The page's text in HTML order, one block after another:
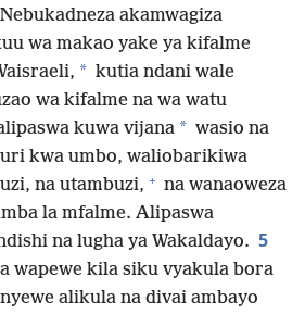
akamwagiza
wa makao yake ya kifalme
* kutia ndani wale
wa kifalme na wa watu
kuwa vijana * wasio na
kwa umbo, waliobarikiwa
na utambuzi, + na wanaoweza
la mfalme. Alipaswa
na lugha ya Wakaldayo. 5
wapewe kila siku vyakula bora
alikula na divai ambayo